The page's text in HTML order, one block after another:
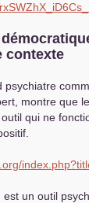
contexte
psychiatre
montre que
qui ne
est un outil